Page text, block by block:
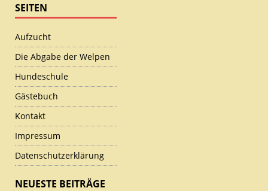
SEITEN
Aufzucht
Die Abgabe der Welpen
Hundeschule
Gästebuch
Kontakt
Impressum
Datenschutzerklärung
NEUESTE BEITRÄGE